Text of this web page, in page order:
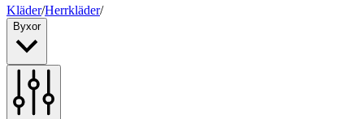
Kläder/Herrkläder/
Byxor